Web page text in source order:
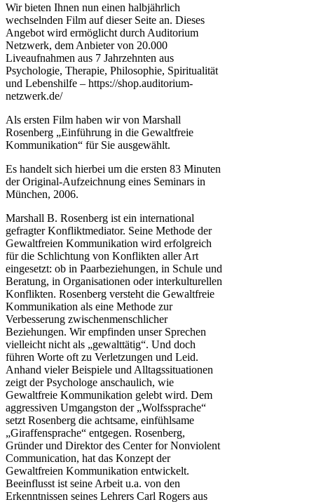
Wir bieten Ihnen nun einen halbjährlich
wechselnden Film auf dieser Seite an. Dieses
Angebot wird ermöglicht durch Auditorium
Netzwerk, dem Anbieter von 20.000
Liveaufnahmen aus 7 Jahrzehnten aus
Psychologie, Therapie, Philosophie, Spiritualität
und Lebenshilfe – https://shop.auditorium-
netzwerk.de/
Als ersten Film haben wir von Marshall
Rosenberg „Einführung in die Gewaltfreie
Kommunikation“ für Sie ausgewählt.
Es handelt sich hierbei um die ersten 83 Minuten
der Original-Aufzeichnung eines Seminars in
München, 2006.
Marshall B. Rosenberg ist ein international
gefragter Konfliktmediator. Seine Methode der
Gewaltfreien Kommunikation wird erfolgreich
für die Schlichtung von Konflikten aller Art
eingesetzt: ob in Paarbeziehungen, in Schule und
Beratung, in Organisationen oder interkulturellen
Konflikten. Rosenberg versteht die Gewaltfreie
Kommunikation als eine Methode zur
Verbesserung zwischenmenschlicher
Beziehungen. Wir empfinden unser Sprechen
vielleicht nicht als „gewalttätig“. Und doch
führen Worte oft zu Verletzungen und Leid.
Anhand vieler Beispiele und Alltagssituationen
zeigt der Psychologe anschaulich, wie
Gewaltfreie Kommunikation gelebt wird. Dem
aggressiven Umgangston der „Wolfssprache“
setzt Rosenberg die achtsame, einfühlsame
„Giraffensprache“ entgegen. Rosenberg,
Gründer und Direktor des Center for Nonviolent
Communication, hat das Konzept der
Gewaltfreien Kommunikation entwickelt.
Beeinflusst ist seine Arbeit u.a. von den
Erkenntnissen seines Lehrers Carl Rogers aus